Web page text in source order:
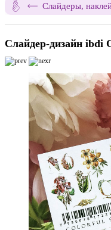
Слайдеры,
Слайдер-дизайн ibdi